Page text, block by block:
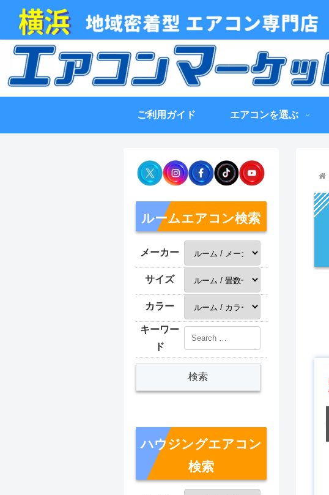
ご利用ガイド エアコンを選ぶ
ルームエアコン検索
メーカー
サイズ
カラー
キーワー
ド
ハウジングエアコン
検索